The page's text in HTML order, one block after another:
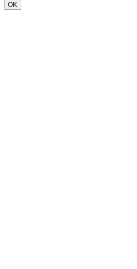
OK